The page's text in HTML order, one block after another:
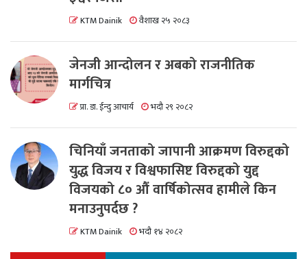
KTM Dainik वैशाख २५ २०८३
जेनजी आन्दोलन र अबको राजनीतिक
मार्गचित्र
प्रा. डा. ईन्दु आचार्य भदौ २९ २०८२
चिनियाँ जनताको जापानी आक्रमण विरुद्दको
युद्ध विजय र विश्वफासिष्ट विरुद्दको युद्द
विजयको ८० औं वार्षिकोत्सव हामीले किन
मनाउनुपर्दछ ?
KTM Dainik भदौ १४ २०८२